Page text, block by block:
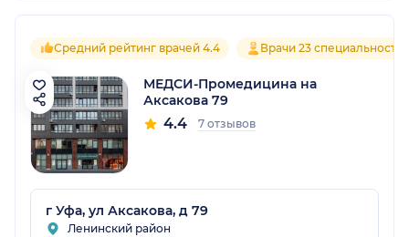
Средний рейтинг врачей 4.4 Врачи 23
МЕДСИ-Промедицина на
Аксакова 79
4.4 7 отзывов
г Уфа, ул Аксакова, д 79
Ленинский район